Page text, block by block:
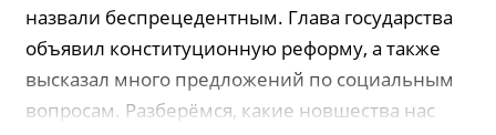
назвали беспрецедентным. Глава государства
объявил конституционную реформу, а также
высказал много предложений по социальным
вопросам. Разберёмся, какие новшества нас